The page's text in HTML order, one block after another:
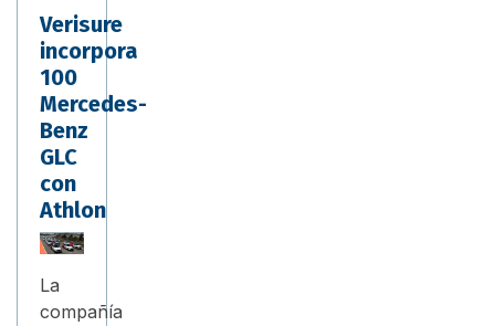
Verisure
incorpora
100
Mercedes-
Benz
GLC
con
Athlon
La
compañía